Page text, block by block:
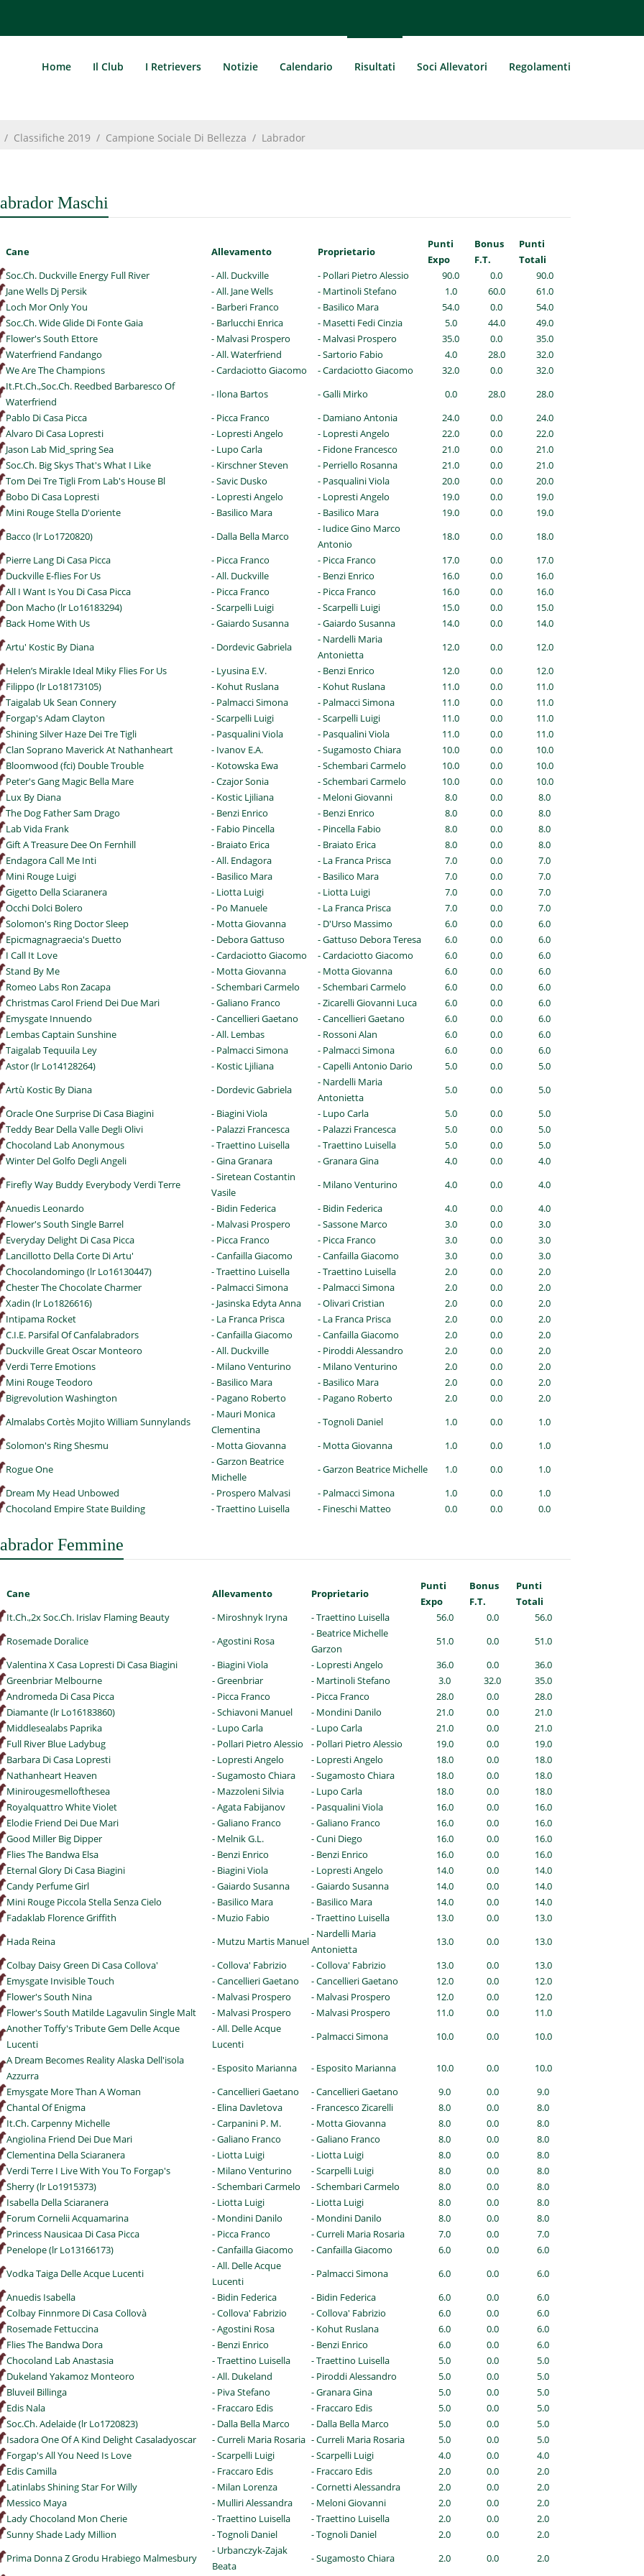
Home Il Club I Retrievers Notizie Calendario Risultati Soci Allevatori Regolamenti
Classifiche 2019 / Campione Sociale Di Bellezza / Labrador
Maschi
Cane Allevamento Proprietario
Punti
Expo
Bonus
F.T.
Punti
Totali
Soc.Ch. Duckville Energy Full River
- All. Duckville - Pollari Pietro Alessio 90.0 0.0
90.0
Jane Wells Dj Persik
- All. Jane Wells - Martinoli Stefano 1.0 60.0
61.0
Loch Mor Only You
- Barberi Franco - Basilico Mara 54.0 0.0
54.0
Soc.Ch. Wide Glide Di Fonte Gaia
- Barlucchi Enrica - Masetti Fedi Cinzia 5.0 44.0
49.0
Flower's South Ettore
- Malvasi Prospero - Malvasi Prospero 35.0 0.0
35.0
Waterfriend Fandango
- All. Waterfriend - Sartorio Fabio 4.0 28.0
32.0
We Are The Champions
- Cardaciotto Giacomo - Cardaciotto Giacomo 32.0 0.0
32.0
It.Ft.Ch.,Soc.Ch. Reedbed Barbaresco Of
Waterfriend
- Ilona Bartos - Galli Mirko 0.0 28.0
28.0
Pablo Di Casa Picca
- Picca Franco - Damiano Antonia 24.0 0.0
24.0
Alvaro Di Casa Lopresti
- Lopresti Angelo - Lopresti Angelo 22.0 0.0
22.0
Jason Lab Mid_spring Sea
- Lupo Carla - Fidone Francesco 21.0 0.0
21.0
Soc.Ch. Big Skys That's What I Like
- Kirschner Steven - Perriello Rosanna 21.0 0.0
21.0
Tom Dei Tre Tigli From Lab's House Bl
- Savic Dusko - Pasqualini Viola 20.0 0.0
20.0
Bobo Di Casa Lopresti
- Lopresti Angelo - Lopresti Angelo 19.0 0.0
19.0
Mini Rouge Stella D'oriente
- Basilico Mara - Basilico Mara 19.0 0.0
19.0
Bacco (lr Lo1720820)
- Dalla Bella Marco
- Iudice Gino Marco
Antonio
18.0 0.0
18.0
Pierre Lang Di Casa Picca
- Picca Franco - Picca Franco 17.0 0.0
17.0
Duckville E-flies For Us
- All. Duckville - Benzi Enrico 16.0 0.0
16.0
All I Want Is You Di Casa Picca
- Picca Franco - Picca Franco 16.0 0.0
16.0
Don Macho (lr Lo16183294)
- Scarpelli Luigi - Scarpelli Luigi 15.0 0.0
15.0
Back Home With Us
- Gaiardo Susanna - Gaiardo Susanna 14.0 0.0
14.0
Artu' Kostic By Diana
- Dordevic Gabriela
- Nardelli Maria
Antonietta
12.0 0.0
12.0
Helen’s Mirakle Ideal Miky Flies For Us
- Lyusina E.V. - Benzi Enrico 12.0 0.0
12.0
Filippo (lr Lo18173105)
- Kohut Ruslana - Kohut Ruslana 11.0 0.0
11.0
Taigalab Uk Sean Connery
- Palmacci Simona - Palmacci Simona 11.0 0.0
11.0
Forgap's Adam Clayton
- Scarpelli Luigi - Scarpelli Luigi 11.0 0.0
11.0
Shining Silver Haze Dei Tre Tigli
- Pasqualini Viola - Pasqualini Viola 11.0 0.0
11.0
Clan Soprano Maverick At Nathanheart
- Ivanov E.A. - Sugamosto Chiara 10.0 0.0
10.0
Bloomwood (fci) Double Trouble
- Kotowska Ewa - Schembari Carmelo 10.0 0.0
10.0
Peter's Gang Magic Bella Mare
- Czajor Sonia - Schembari Carmelo 10.0 0.0
10.0
Lux By Diana
- Kostic Ljiliana - Meloni Giovanni 8.0 0.0
8.0
The Dog Father Sam Drago
- Benzi Enrico - Benzi Enrico 8.0 0.0
8.0
Lab Vida Frank
- Fabio Pincella - Pincella Fabio 8.0 0.0
8.0
Gift A Treasure Dee On Fernhill
- Braiato Erica - Braiato Erica 8.0 0.0
8.0
Endagora Call Me Inti
- All. Endagora - La Franca Prisca 7.0 0.0
7.0
Mini Rouge Luigi
- Basilico Mara - Basilico Mara 7.0 0.0
7.0
Gigetto Della Sciaranera
- Liotta Luigi - Liotta Luigi 7.0 0.0
7.0
Occhi Dolci Bolero
- Po Manuele - La Franca Prisca 7.0 0.0
7.0
Solomon's Ring Doctor Sleep
- Motta Giovanna - D'Urso Massimo 6.0 0.0
6.0
Epicmagnagraecia's Duetto
- Debora Gattuso - Gattuso Debora Teresa 6.0 0.0
6.0
I Call It Love
- Cardaciotto Giacomo - Cardaciotto Giacomo 6.0 0.0
6.0
Stand By Me
- Motta Giovanna - Motta Giovanna 6.0 0.0
6.0
Romeo Labs Ron Zacapa
- Schembari Carmelo - Schembari Carmelo 6.0 0.0
6.0
Christmas Carol Friend Dei Due Mari
- Galiano Franco - Zicarelli Giovanni Luca 6.0 0.0
6.0
Emysgate Innuendo
- Cancellieri Gaetano - Cancellieri Gaetano 6.0 0.0
6.0
Lembas Captain Sunshine
- All. Lembas - Rossoni Alan 6.0 0.0
6.0
Taigalab Tequuila Ley
- Palmacci Simona - Palmacci Simona 6.0 0.0
6.0
Astor (lr Lo14128264)
- Kostic Ljiliana - Capelli Antonio Dario 5.0 0.0
5.0
Artù Kostic By Diana
- Dordevic Gabriela
- Nardelli Maria
Antonietta
5.0 0.0
5.0
Oracle One Surprise Di Casa Biagini
- Biagini Viola - Lupo Carla 5.0 0.0
5.0
Teddy Bear Della Valle Degli Olivi
- Palazzi Francesca - Palazzi Francesca 5.0 0.0
5.0
Chocoland Lab Anonymous
- Traettino Luisella - Traettino Luisella 5.0 0.0
5.0
Winter Del Golfo Degli Angeli
- Gina Granara - Granara Gina 4.0 0.0
4.0
Firefly Way Buddy Everybody Verdi Terre
- Siretean Costantin
Vasile
- Milano Venturino 4.0 0.0
4.0
Anuedis Leonardo
- Bidin Federica - Bidin Federica 4.0 0.0
4.0
Flower's South Single Barrel
- Malvasi Prospero - Sassone Marco 3.0 0.0
3.0
Everyday Delight Di Casa Picca
- Picca Franco - Picca Franco 3.0 0.0
3.0
Lancillotto Della Corte Di Artu'
- Canfailla Giacomo - Canfailla Giacomo 3.0 0.0
3.0
Chocolandomingo (lr Lo16130447)
- Traettino Luisella - Traettino Luisella 2.0 0.0
2.0
Chester The Chocolate Charmer
- Palmacci Simona - Palmacci Simona 2.0 0.0
2.0
Xadin (lr Lo1826616)
- Jasinska Edyta Anna - Olivari Cristian 2.0 0.0
2.0
Intipama Rocket
- La Franca Prisca - La Franca Prisca 2.0 0.0
2.0
C.I.E. Parsifal Of Canfalabradors
- Canfailla Giacomo - Canfailla Giacomo 2.0 0.0
2.0
Duckville Great Oscar Monteoro
- All. Duckville - Piroddi Alessandro 2.0 0.0
2.0
Verdi Terre Emotions
- Milano Venturino - Milano Venturino 2.0 0.0
2.0
Mini Rouge Teodoro
- Basilico Mara - Basilico Mara 2.0 0.0
2.0
Bigrevolution Washington
- Pagano Roberto - Pagano Roberto 2.0 0.0
2.0
Almalabs Cortès Mojito William Sunnylands
- Mauri Monica
Clementina
- Tognoli Daniel 1.0 0.0
1.0
Solomon's Ring Shesmu
- Motta Giovanna - Motta Giovanna 1.0 0.0
1.0
Rogue One
- Garzon Beatrice
Michelle
- Garzon Beatrice Michelle 1.0 0.0
1.0
Dream My Head Unbowed
- Prospero Malvasi - Palmacci Simona 1.0 0.0
1.0
Chocoland Empire State Building
- Traettino Luisella - Fineschi Matteo 0.0 0.0 0.0
Femmine
Cane Allevamento Proprietario
Punti
Expo
Bonus
F.T.
Punti
Totali
It.Ch.,2x Soc.Ch. Irislav Flaming Beauty
- Miroshnyk Iryna - Traettino Luisella 56.0 0.0
56.0
Rosemade Doralice
- Agostini Rosa
- Beatrice Michelle
Garzon
51.0 0.0
51.0
Valentina X Casa Lopresti Di Casa Biagini
- Biagini Viola - Lopresti Angelo 36.0 0.0
36.0
Greenbriar Melbourne
- Greenbriar - Martinoli Stefano 3.0 32.0
35.0
Andromeda Di Casa Picca
- Picca Franco - Picca Franco 28.0 0.0
28.0
Diamante (lr Lo16183860)
- Schiavoni Manuel - Mondini Danilo 21.0 0.0
21.0
Middlesealabs Paprika
- Lupo Carla - Lupo Carla 21.0 0.0
21.0
Full River Blue Ladybug
- Pollari Pietro Alessio - Pollari Pietro Alessio 19.0 0.0
19.0
Barbara Di Casa Lopresti
- Lopresti Angelo - Lopresti Angelo 18.0 0.0
18.0
Nathanheart Heaven
- Sugamosto Chiara - Sugamosto Chiara 18.0 0.0
18.0
Minirougesmellofthesea
- Mazzoleni Silvia - Lupo Carla 18.0 0.0
18.0
Royalquattro White Violet
- Agata Fabijanov - Pasqualini Viola 16.0 0.0
16.0
Elodie Friend Dei Due Mari
- Galiano Franco - Galiano Franco 16.0 0.0
16.0
Good Miller Big Dipper
- Melnik G.L. - Cuni Diego 16.0 0.0
16.0
Flies The Bandwa Elsa
- Benzi Enrico - Benzi Enrico 16.0 0.0
16.0
Eternal Glory Di Casa Biagini
- Biagini Viola - Lopresti Angelo 14.0 0.0
14.0
Candy Perfume Girl
- Gaiardo Susanna - Gaiardo Susanna 14.0 0.0
14.0
Mini Rouge Piccola Stella Senza Cielo
- Basilico Mara - Basilico Mara 14.0 0.0
14.0
Fadaklab Florence Griffith
- Muzio Fabio - Traettino Luisella 13.0 0.0
13.0
Hada Reina
- Mutzu Martis Manuel
- Nardelli Maria
Antonietta
13.0 0.0
13.0
Colbay Daisy Green Di Casa Collova'
- Collova' Fabrizio - Collova' Fabrizio 13.0 0.0
13.0
Emysgate Invisible Touch
- Cancellieri Gaetano - Cancellieri Gaetano 12.0 0.0
12.0
Flower's South Nina
- Malvasi Prospero - Malvasi Prospero 12.0 0.0
12.0
Flower's South Matilde Lagavulin Single Malt
- Malvasi Prospero - Malvasi Prospero 11.0 0.0
11.0
Another Toffy's Tribute Gem Delle Acque
Lucenti
- All. Delle Acque
Lucenti
- Palmacci Simona 10.0 0.0
10.0
A Dream Becomes Reality Alaska Dell'isola
Azzurra
- Esposito Marianna - Esposito Marianna 10.0 0.0
10.0
Emysgate More Than A Woman
- Cancellieri Gaetano - Cancellieri Gaetano 9.0 0.0
9.0
Chantal Of Enigma
- Elina Davletova - Francesco Zicarelli 8.0 0.0
8.0
It.Ch. Carpenny Michelle
- Carpanini P. M. - Motta Giovanna 8.0 0.0
8.0
Angiolina Friend Dei Due Mari
- Galiano Franco - Galiano Franco 8.0 0.0
8.0
Clementina Della Sciaranera
- Liotta Luigi - Liotta Luigi 8.0 0.0
8.0
Verdi Terre I Live With You To Forgap's
- Milano Venturino - Scarpelli Luigi 8.0 0.0
8.0
Sherry (lr Lo1915373)
- Schembari Carmelo - Schembari Carmelo 8.0 0.0
8.0
Isabella Della Sciaranera
- Liotta Luigi - Liotta Luigi 8.0 0.0
8.0
Forum Cornelii Acquamarina
- Mondini Danilo - Mondini Danilo 8.0 0.0
8.0
Princess Nausicaa Di Casa Picca
- Picca Franco - Curreli Maria Rosaria 7.0 0.0
7.0
Penelope (lr Lo13166173)
- Canfailla Giacomo - Canfailla Giacomo 6.0 0.0
6.0
Vodka Taiga Delle Acque Lucenti
- All. Delle Acque
Lucenti
- Palmacci Simona 6.0 0.0
6.0
Anuedis Isabella
- Bidin Federica - Bidin Federica 6.0 0.0
6.0
Colbay Finnmore Di Casa Collovà
- Collova' Fabrizio - Collova' Fabrizio 6.0 0.0
6.0
Rosemade Fettuccina
- Agostini Rosa - Kohut Ruslana 6.0 0.0
6.0
Flies The Bandwa Dora
- Benzi Enrico - Benzi Enrico 6.0 0.0
6.0
Chocoland Lab Anastasia
- Traettino Luisella - Traettino Luisella 5.0 0.0
5.0
Dukeland Yakamoz Monteoro
- All. Dukeland - Piroddi Alessandro 5.0 0.0
5.0
Bluveil Billinga
- Piva Stefano - Granara Gina 5.0 0.0
5.0
Edis Nala
- Fraccaro Edis - Fraccaro Edis 5.0 0.0
5.0
Soc.Ch. Adelaide (lr Lo1720823)
- Dalla Bella Marco - Dalla Bella Marco 5.0 0.0
5.0
Isadora One Of A Kind Delight Casaladyoscar
- Curreli Maria Rosaria - Curreli Maria Rosaria 5.0 0.0
5.0
Forgap's All You Need Is Love
- Scarpelli Luigi - Scarpelli Luigi 4.0 0.0
4.0
Edis Camilla
- Fraccaro Edis - Fraccaro Edis 2.0 0.0
2.0
Latinlabs Shining Star For Willy
- Milan Lorenza - Cornetti Alessandra 2.0 0.0
2.0
Messico Maya
- Mulliri Alessandra - Meloni Giovanni 2.0 0.0
2.0
Lady Chocoland Mon Cherie
- Traettino Luisella - Traettino Luisella 2.0 0.0
2.0
Sunny Shade Lady Million
- Tognoli Daniel - Tognoli Daniel 2.0 0.0
2.0
Prima Donna Z Grodu Hrabiego Malmesbury
- Urbanczyk-Zajak
Beata
- Sugamosto Chiara 2.0 0.0
2.0